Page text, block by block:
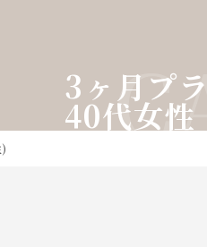
3ヶ月プ
40代女性